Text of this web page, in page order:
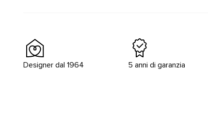
Designer dal 1964 5 anni di garanzia